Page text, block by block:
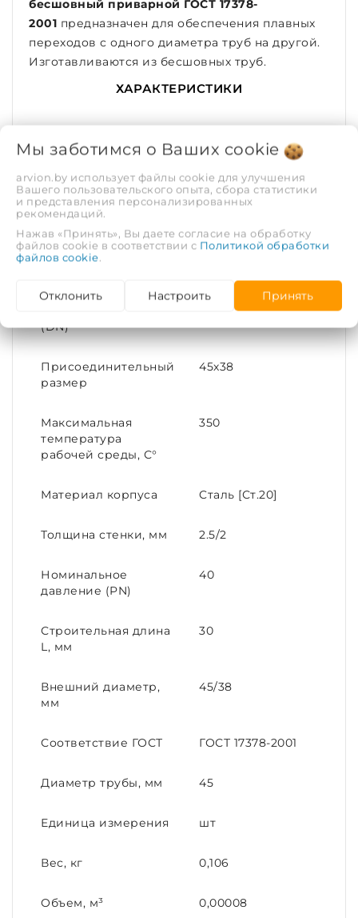
бесшовный приварной ГОСТ 17378-
2001 предназначен для обеспечения плавных
переходов с одного диаметра труб на другой.
Изготавливаются из бесшовных труб.
ХАРАКТЕРИСТИКИ
Рабочее давление,
МПа
4
Покрытие Без покрытия
(DN)
Присоединительный
размер
45х38
Максимальная
температура
рабочей среды, С°
350
Материал корпуса Cталь [Ст.20]
Толщина стенки, мм 2.5/2
Номинальное
давление (PN)
40
Строительная длина
L, мм
30
Внешний диаметр,
мм
45/38
Соответствие ГОСТ ГОСТ 17378-2001
Диаметр трубы, мм 45
Единица измерения шт
Вес, кг 0,106
Объем, м³ 0,00008
Мы заботимся о Ваших cookie
arvion.by использует файлы cookie для улучшения
Вашего пользовательского опыта, сбора статистики
и представления персонализированных
рекомендаций.
Нажав «Принять», Вы даете согласие на обработку
файлов cookie в соответствии с Политикой обработки
файлов cookie.
Отклонить Настроить Принять